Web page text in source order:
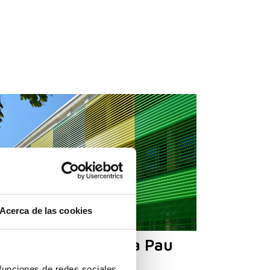
Acerca de las cookies
Escola Pau